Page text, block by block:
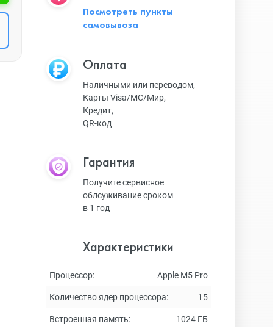
Посмотреть пункты
самовывоза
Оплата
Наличными или переводом,
Карты Visa/MC/Мир,
Кредит,
QR-код
Гарантия
Получите сервисное
облсуживание сроком
в 1 год
Характеристики
Процессор: Apple M5 Pro
Количество ядер процессора: 15
Встроенная память: 1024 ГБ